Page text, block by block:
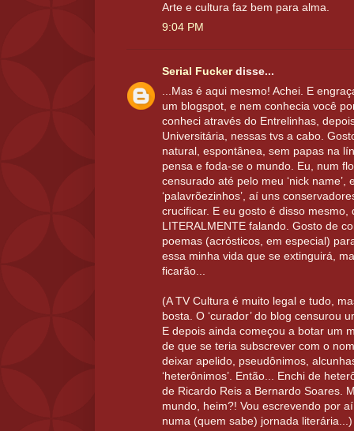
Arte e cultura faz bem para alma.
9:04 PM
Serial Fuckerdisse...
...Mas é aqui mesmo! Achei. E
um blogspot, e nem conhecia você
conheci através do Entrelinhas,
Universitária, nessas tvs a cabo.
natural, espontânea, sem papas na
pensa e foda-se o mundo. Eu, num
censurado até pelo meu ‘nick name’,
‘palavrõezinhos’, aí uns
crucificar. E eu gosto é disso mesmo,
LITERALMENTE falando. Gosto de
poemas (acrósticos, em especial)
essa minha vida que se extinguirá,
ficarão...
(A TV Cultura é muito legal e tudo,
bosta. O ‘curador’ do blog censurou
E depois ainda começou a botar um
de que se teria subscrever com o
deixar apelido, pseudônimos,
‘heterônimos’. Então... Enchi de
de Ricardo Reis a Bernardo Soares.
mundo, heim?! Vou escrevendo por
numa (quem sabe) jornada literária...)